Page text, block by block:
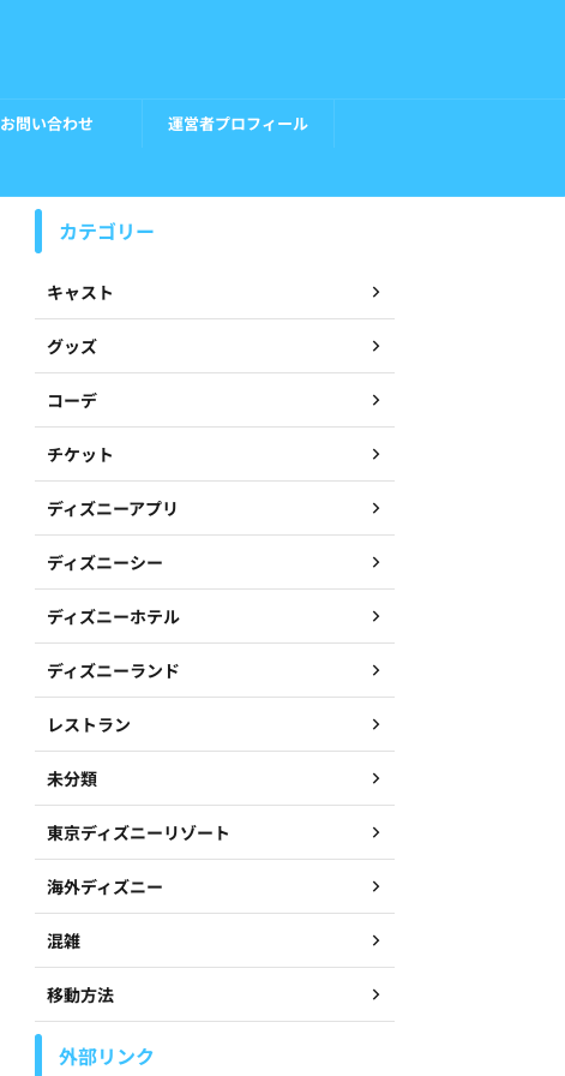
お問い合わせ 運営者プロフィール
カテゴリー
キャスト
グッズ
コーデ
チケット
ディズニーアプリ
ディズニーシー
ディズニーホテル
ディズニーランド
レストラン
未分類
東京ディズニーリゾート
海外ディズニー
混雑
移動方法
外部リンク